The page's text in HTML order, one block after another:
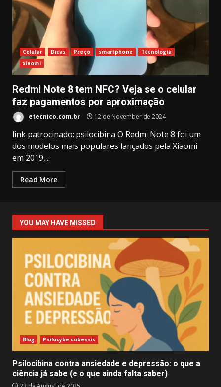
Celular Dicas Preço smartphone
Técnologia
xiaomi
Redmi Note 8 tem NFC? Veja se o celular
faz pagamentos por aproximação
etecnico.com.br 12 de November de 2024
link patrocinado: psilocibina O Redmi Note 8 foi um
dos modelos mais populares lançados pela Xiaomi
em 2019,...
Read More
YOU MAY HAVE MISSED
Blog Psilocybe cubensis
Psilocibina contra ansiedade e depressão: o que a
ciência já sabe (e o que ainda falta saber)